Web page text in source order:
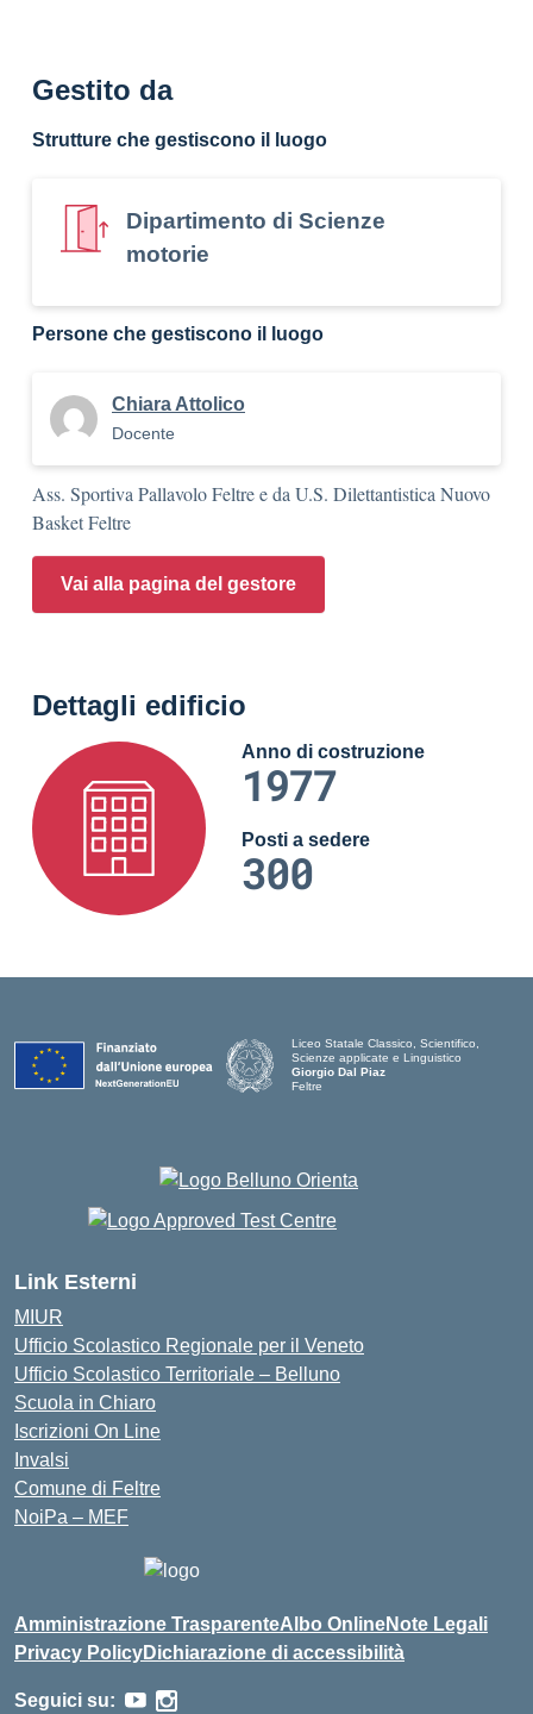
Gestito da
Strutture che gestiscono il luogo
Dipartimento di Scienze
motorie
Persone che gestiscono il luogo
Chiara Attolico
Docente
Ass. Sportiva Pallavolo Feltre e da U.S. Dilettantistica Nuovo
Basket Feltre
Vai alla pagina del gestore
Dettagli edificio
Anno di costruzione
1977
Posti a sedere
300
Liceo Statale Classico, Scientifico,
Scienze applicate e Linguistico
Giorgio Dal Piaz
Feltre
Link Esterni
MIUR
Ufficio Scolastico Regionale per il Veneto
Ufficio Scolastico Territoriale – Belluno
Scuola in Chiaro
Iscrizioni On Line
Invalsi
Comune di Feltre
NoiPa – MEF
Amministrazione TrasparenteAlbo OnlineNote Legali
Privacy PolicyDichiarazione di accessibilità
Seguici su: